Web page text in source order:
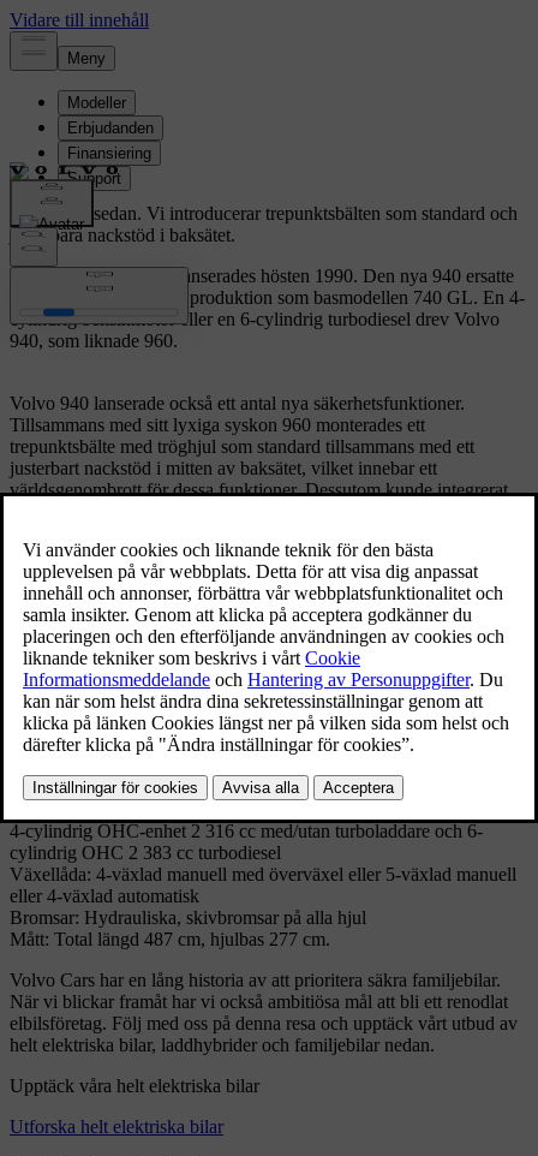
Volvo 940 sedan. Vi introducerar trepunktsbälten som standard och
justerbara nackstöd i baksätet.
Volvo 940/960-serien lanserades hösten 1990. Den nya 940 ersatte
740 som dock förblev i produktion som basmodellen 740 GL. En 4-
cylindrig bensinmotor eller en 6-cylindrig turbodiesel drev Volvo
940, som liknade 960.
Volvo 940 lanserade också ett antal nya säkerhetsfunktioner.
Tillsammans med sitt lyxiga syskon 960 monterades ett
trepunktsbälte med tröghjul som standard tillsammans med ett
justerbart nackstöd i mitten av baksätet, vilket innebar ett
världsgenombrott för dessa funktioner. Dessutom kunde integrerat
Tillsammans med andra nyutvecklade säkerhetsdetaljer gav detta
modellen många internationella utmärkelser, bland annat "Prince
Michael Road Safety Award" och "Autocar & Motors" pris för bästa
säkerhetsdetaljer.
Tekniska specifikationer
Modell: 940 sedan
Tillverkades: 1990–1998
Kaross: 4-dörrars sedan
4-cylindrig OHC-enhet 2 316 cc med/utan turboladdare och 6-
cylindrig OHC 2 383 cc turbodiesel
Växellåda: 4-växlad manuell med överväxel eller 5-växlad manuell
eller 4-växlad automatisk
Bromsar: Hydrauliska, skivbromsar på alla hjul
Mått: Total längd 487 cm, hjulbas 277 cm.
Volvo Cars har en lång historia av att prioritera säkra familjebilar.
När vi blickar framåt har vi också ambitiösa mål att bli ett renodlat
elbilsföretag. Följ med oss på denna resa och upptäck vårt utbud av
helt elektriska bilar, laddhybrider och familjebilar nedan.
Upptäck våra helt elektriska bilar
Utforska helt elektriska bilar